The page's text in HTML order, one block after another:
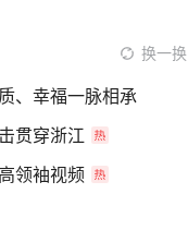
换一换
、幸福一脉相承
贯穿浙江
领袖视频